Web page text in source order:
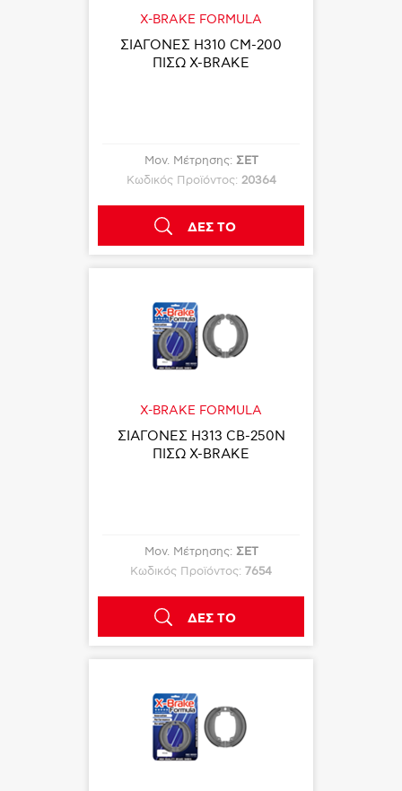
X-BRAKE FORMULA
ΣΙΑΓΟΝΕΣ Η310 CΜ-200
ΠΙΣΩ X-BRAKE
Μον. Μέτρησης: ΣΕΤ
Κωδικός Προϊόντος: 20364
ΔΕΣ ΤΟ
X-BRAKE FORMULA
ΣΙΑΓΟΝΕΣ Η313 CΒ-250Ν
ΠΙΣΩ X-BRAKE
Μον. Μέτρησης: ΣΕΤ
Κωδικός Προϊόντος: 7654
ΔΕΣ ΤΟ